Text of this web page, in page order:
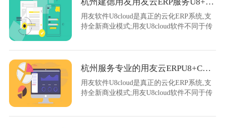
杭州建德用友用友云ERP服务U8+CLOUD哪家正规
用友软件U8cloud是真正的云化ERP系统,支
持全新商业模式;用友U8cloud软件不同于传
杭州服务专业的用友云ERPU8+CLOUD
用友软件U8cloud是真正的云化ERP系统,支
持全新商业模式;用友U8cloud软件不同于传